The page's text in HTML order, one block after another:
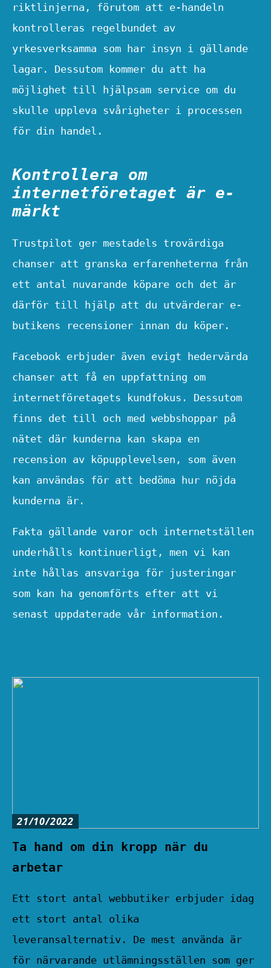
riktlinjerna, förutom att e-handeln
kontrolleras regelbundet av
yrkesverksamma som har insyn i gällande
lagar. Dessutom kommer du att ha
möjlighet till hjälpsam service om du
skulle uppleva svårigheter i processen
för din handel.
Kontrollera om
internetföretaget är e-
märkt
Trustpilot ger mestadels trovärdiga
chanser att granska erfarenheterna från
ett antal nuvarande köpare och det är
därför till hjälp att du utvärderar e-
butikens recensioner innan du köper.
Facebook erbjuder även evigt hedervärda
chanser att få en uppfattning om
internetföretagets kundfokus. Dessutom
finns det till och med webbshoppar på
nätet där kunderna kan skapa en
recension av köpupplevelsen, som även
kan användas för att bedöma hur nöjda
kunderna är.
Fakta gällande varor och internetställen
underhålls kontinuerligt, men vi kan
inte hållas ansvariga för justeringar
som kan ha genomförts efter att vi
senast uppdaterade vår information.
21/10/2022
Ta hand om din kropp när du
arbetar
Ett stort antal webbutiker erbjuder idag
ett stort antal olika
leveransalternativ. De mest använda är
för närvarande utlämningsställen som ger